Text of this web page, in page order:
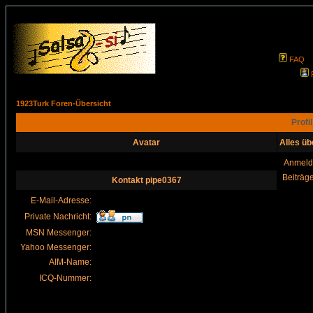
FAQ
1923Turk Foren-Übersicht
Avatar Alles
Kontakt pipe0367
E-Mail-Adresse:
Private Nachricht:
MSN Messenger:
Yahoo Messenger:
AIM-Name:
ICQ-Nummer: